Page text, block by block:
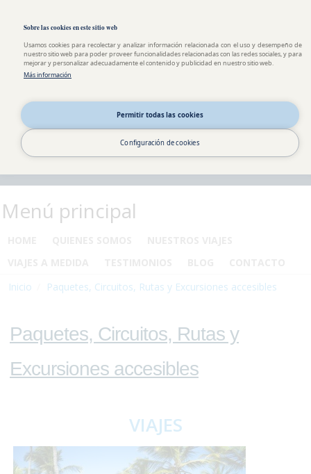
Sobre las cookies en este sitio web
Usamos cookies para recolectar y analizar información relacionada con el uso y desempeño de
nuestro sitio web para poder proveer funcionalidades relacionadas con las redes sociales, y para
mejorar y personalizar adecuadamente el contenido y publicidad en nuestro sitio web.
Más información
Permitir todas las cookies
Configuración de cookies
Menú principal
Inicio
Paquetes, Circuitos, Rutas y Excursiones accesibles
Paquetes, Circuitos, Rutas y
Excursiones accesibles
VIAJES